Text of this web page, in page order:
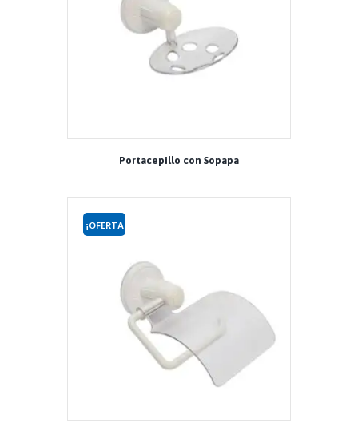
Portacepillo con Sopapa
¡OFERTA